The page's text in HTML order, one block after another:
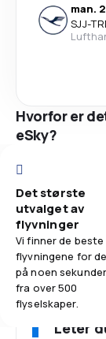
man.
SJJ-
Hvorfor er
eSky?
Det største
utvalget av
flyvninger
Vi finner de beste
flyvningene for
på noen
fra over 500
flyselskaper.
Leter